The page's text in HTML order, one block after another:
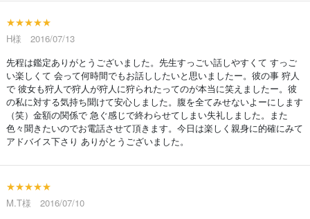
★★★★★
H様 2016/07/13
先程は鑑定ありがとうございました。先生すっごい話しやすくて すっご
い楽しくて 会って何時間でもお話ししたいと思いましたー。彼の事 狩人
で 彼女も狩人で狩人が狩人に狩られたってのが本当に笑えましたー。彼
の私に対する気持ち聞けて安心しました。腹を全てみせないよーにします
（笑）金額の関係で 急ぐ感じで終わらせてしまい失礼しました。また
色々聞きたいのでお電話させて頂きます。今日は楽しく親身に的確にみて
アドバイス下さり ありがとうございました。
★★★★★
M.T様 2016/07/10